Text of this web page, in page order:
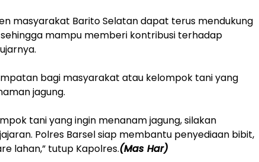
masyarakat Barito Selatan dapat terus mendukung
mampu memberi kontribusi terhadap
bagi masyarakat atau kelompok tani yang
jagung.
tani yang ingin menanam jagung, silakan
Polres Barsel siap membantu penyediaan bibit,
lahan,” tutup Kapolres.(Mas Har)